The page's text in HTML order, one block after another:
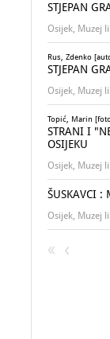
STJEPAN
Osijek, Muzej
Rus, Zdenko
STJEPAN
Osijek, Muzej
Topić, Marin
STRANI I
OSIJEKU
Osijek, Muzej
ŠUSKAVCI
Osijek, Muzej